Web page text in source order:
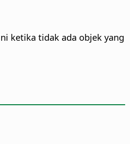
ketika tidak ada objek yang